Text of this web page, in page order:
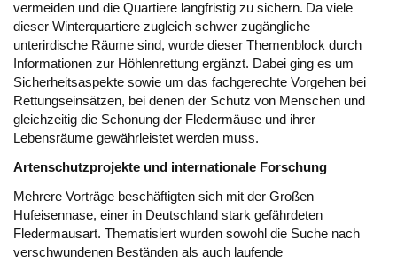
vermeiden und die Quartiere langfristig zu sichern. Da viele
dieser Winterquartiere zugleich schwer zugängliche
unterirdische Räume sind, wurde dieser Themenblock durch
Informationen zur Höhlenrettung ergänzt. Dabei ging es um
Sicherheitsaspekte sowie um das fachgerechte Vorgehen bei
Rettungseinsätzen, bei denen der Schutz von Menschen und
gleichzeitig die Schonung der Fledermäuse und ihrer
Lebensräume gewährleistet werden muss.
Artenschutzprojekte und internationale Forschung
Mehrere Vorträge beschäftigten sich mit der Großen
Hufeisennase, einer in Deutschland stark gefährdeten
Fledermausart. Thematisiert wurden sowohl die Suche nach
verschwundenen Beständen als auch laufende